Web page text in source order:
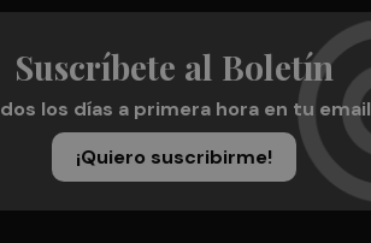
Suscríbete al Boletín
los días a primera hora en tu email
¡Quiero suscribirme!